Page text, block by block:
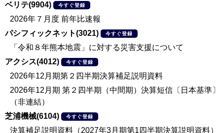
ベリテ(9904)
今すぐ登録
2026年７月度 前年比速報
パシフィックネット(3021)
今すぐ登録
「令和８年熊本地震」に対する災害支援について
アクシス(4012)
今すぐ登録
2026年12月期第２四半期決算補足説明資料
2026年12月期 第２四半期（中間期）決算短信〔日本基準〕
（非連結）
芝浦機械(6104)
今すぐ登録
決算補足説明資料（2027年3月期第1四半期決算説明資料）